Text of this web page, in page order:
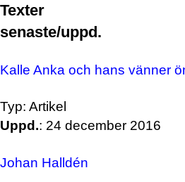
Texter
senaste/uppd.
Kalle Anka och hans vänner
Typ: Artikel
Uppd.: 24 december 2016
Johan Halldén